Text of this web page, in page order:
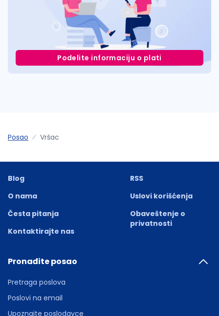
Podelite informaciju o plati
Posao Vršac
Blog
O nama
Česta pitanja
Kontaktirajte nas
RSS
Uslovi korišćenja
Obaveštenje o
privatnosti
Pronađite posao
Pretraga poslova
Poslovi na email
Upoznajte poslodavce